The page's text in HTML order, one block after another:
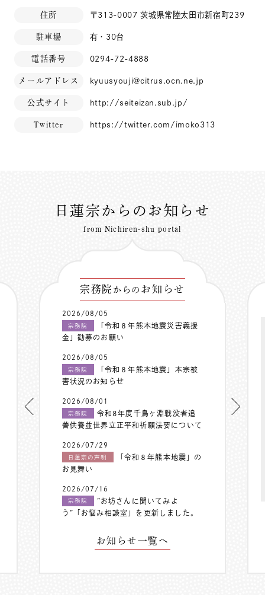
住所 〒313-0007 茨城県常陸太田市新宿町239
駐車場 有・30台
電話番号 0294-72-4888
メールアドレス kyuusyouji@citrus.ocn.ne.jp
公式サイト http://seiteizan.sub.jp/
Twitter https://twitter.com/imoko313
日蓮宗からのお知らせ
from Nichiren-shu portal
宗務院 からの お知らせ
2026/08/05
宗務院
「令和８年熊本地震災害義援
金」勧募のお願い
2026/08/05
宗務院
「令和８年熊本地震」本宗被
害状況のお知らせ
2026/08/01
宗務院
令和8年度千鳥ヶ淵戦没者追
善供養並世界立正平和祈願法要について
2026/07/29
日蓮宗の声明
「令和８年熊本地震」の
お見舞い
2026/07/16
宗務院
”お坊さんに聞いてみよ
う”「お悩み相談室」を更新しました。
お知らせ一覧へ